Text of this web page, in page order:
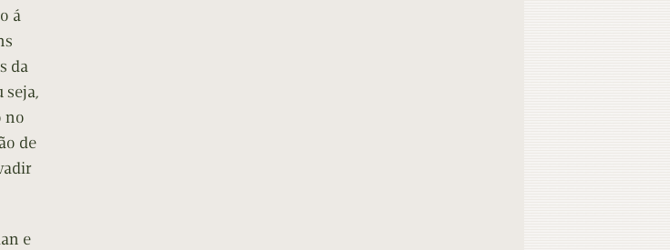
á
da
seja,
no
de
e